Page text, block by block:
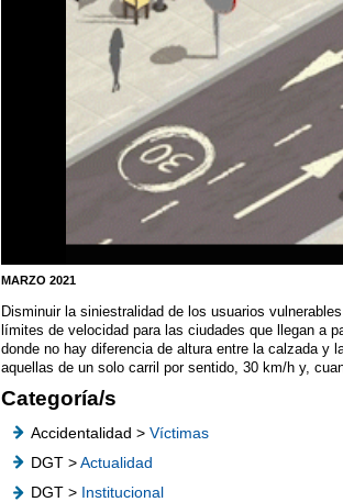
MARZO 2021
Disminuir la siniestralidad de los usuarios
límites de velocidad para las ciudades que llegan a
donde no hay diferencia de altura entre la calzada y
aquellas de un solo carril por sentido, 30 km/h y,
Categoría/s
Accidentalidad >Víctimas
DGT >Actualidad
DGT > Institucional